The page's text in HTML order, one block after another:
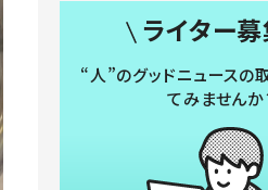
ライター募
“人”のグッドニュースの
てみませんか